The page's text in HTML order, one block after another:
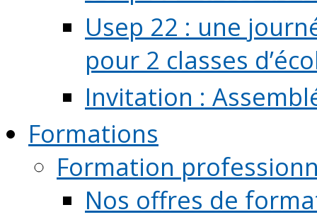
Usep 22 : une
pour 2 classes
Invitation :
Formations
Formation
Nos offres de